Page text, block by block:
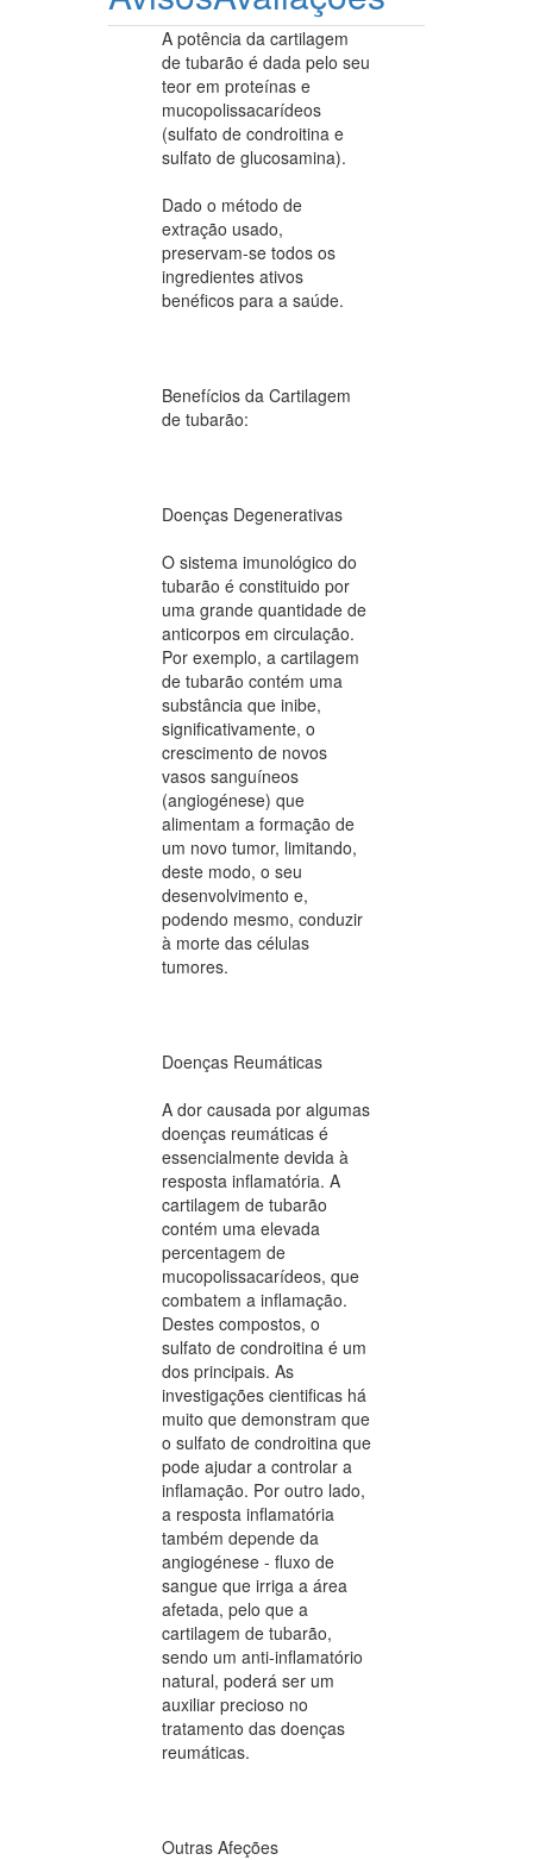
A potência da cartilagem
de tubarão é dada pelo seu
teor em proteínas e
mucopolissacarídeos
(sulfato de condroitina e
sulfato de glucosamina).
Dado o método de
extração usado,
preservam-se todos os
ingredientes ativos
benéficos para a saúde.
Benefícios da Cartilagem
de tubarão:
Doenças Degenerativas
O sistema imunológico do
tubarão é constituido por
uma grande quantidade de
anticorpos em circulação.
Por exemplo, a cartilagem
de tubarão contém uma
substância que inibe,
significativamente, o
crescimento de novos
vasos sanguíneos
(angiogénese) que
alimentam a formação de
um novo tumor, limitando,
deste modo, o seu
desenvolvimento e,
podendo mesmo, conduzir
à morte das células
tumores.
Doenças Reumáticas
A dor causada por algumas
doenças reumáticas é
essencialmente devida à
resposta inflamatória. A
cartilagem de tubarão
contém uma elevada
percentagem de
mucopolissacarídeos, que
combatem a inflamação.
Destes compostos, o
sulfato de condroitina é um
dos principais. As
investigações cientificas há
muito que demonstram que
o sulfato de condroitina que
pode ajudar a controlar a
inflamação. Por outro lado,
a resposta inflamatória
também depende da
angiogénese - fluxo de
sangue que irriga a área
afetada, pelo que a
cartilagem de tubarão,
sendo um anti-inflamatório
natural, poderá ser um
auxiliar precioso no
tratamento das doenças
reumáticas.
Outras Afeções